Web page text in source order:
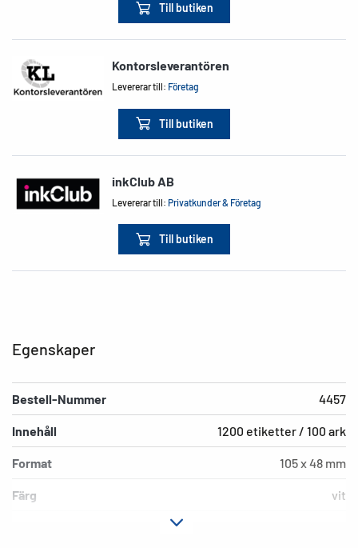
Till butiken
Kontorsleverantören
Levererar till: Företag
Till butiken
inkClub AB
Levererar till:Privatkunder & Företag
Till butiken
Egenskaper
Bestell-Nummer 4457
Innehåll 1200 etiketter / 100 ark
Format 105 x 48 mm
Färg vit